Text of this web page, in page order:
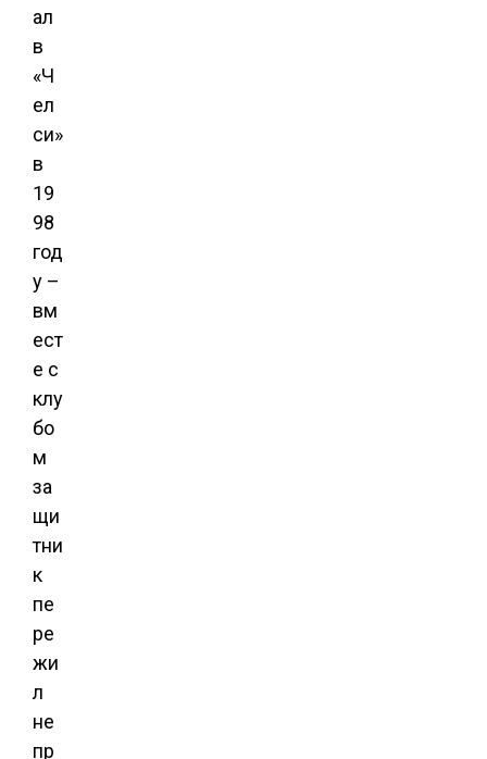
ал
в
«Ч
ел
си»
в
19
98
год
у –
вм
ест
е с
клу
бо
м
за
щи
тни
к
пе
ре
жи
л
не
пр